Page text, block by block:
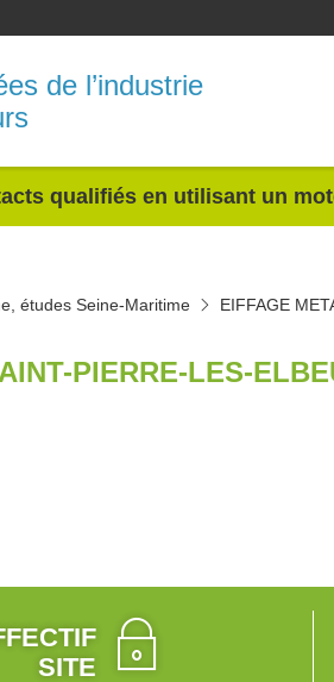
de l’industrie
qualifiés en utilisant un
études Seine-Maritime EIFFAGE
PIERRE-LES-
SITE